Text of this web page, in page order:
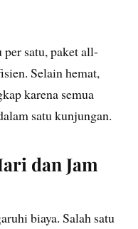
per satu, paket all-
Selain hemat,
karena semua
satu kunjungan.
dan Jam
biaya. Salah satu